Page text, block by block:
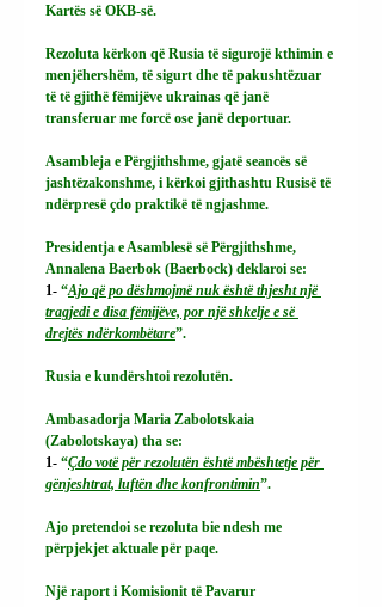
Kartës së OKB-së.
Rezoluta kërkon që Rusia të sigurojë kthimin e
menjëhershëm, të sigurt dhe të pakushtëzuar
të të gjithë fëmijëve ukrainas që janë
transferuar me forcë ose janë deportuar.
Asambleja e Përgjithshme, gjatë seancës së
jashtëzakonshme, i kërkoi gjithashtu Rusisë të
ndërpresë çdo praktikë të ngjashme.
Presidentja e Asamblesë së Përgjithshme,
Annalena Baerbok (Baerbock) deklaroi se:
1- “Ajo që po dëshmojmë nuk është thjesht një
tragjedi e disa fëmijëve, por një shkelje e së
drejtës ndërkombëtare”.
Rusia e kundërshtoi rezolutën.
Ambasadorja Maria Zabolotskaia
(Zabolotskaya) tha se:
1- “Çdo votë për rezolutën është mbështetje për
gënjeshtrat, luftën dhe konfrontimin”.
Ajo pretendoi se rezoluta bie ndesh me
përpjekjet aktuale për paqe.
Një raport i Komisionit të Pavarur